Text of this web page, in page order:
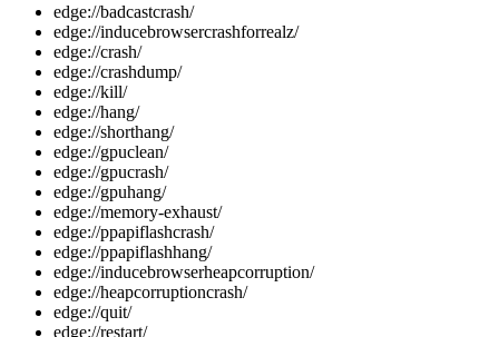
edge://badcastcrash/
edge://inducebrowsercrashforrealz/
edge://crash/
edge://crashdump/
edge://kill/
edge://hang/
edge://shorthang/
edge://gpuclean/
edge://gpucrash/
edge://gpuhang/
edge://memory-exhaust/
edge://ppapiflashcrash/
edge://ppapiflashhang/
edge://inducebrowserheapcorruption/
edge://heapcorruptioncrash/
edge://quit/
edge://restart/